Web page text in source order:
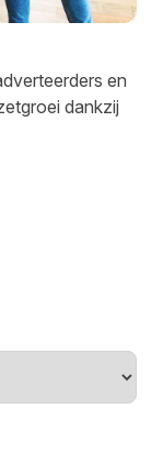
en
dankzij